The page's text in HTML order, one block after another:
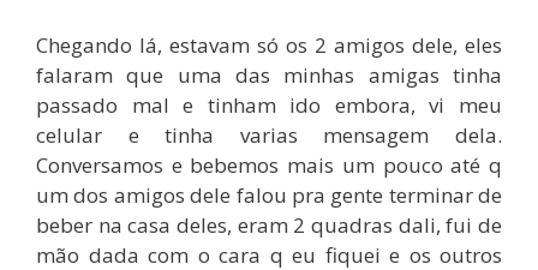
Chegando lá, estavam só os 2 amigos dele, eles
falaram que uma das minhas amigas tinha
passado mal e tinham ido embora, vi meu
celular e tinha varias mensagem dela.
Conversamos e bebemos mais um pouco até q
um dos amigos dele falou pra gente terminar de
beber na casa deles, eram 2 quadras dali, fui de
mão dada com o cara q eu fiquei e os outros